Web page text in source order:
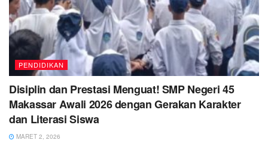
PENDIDIKAN
Disiplin dan Prestasi Menguat! SMP Negeri 45
Makassar Awali 2026 dengan Gerakan Karakter
dan Literasi Siswa
MARET 2, 2026